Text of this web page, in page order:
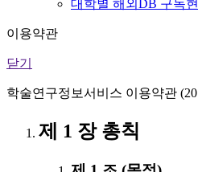
대학별 해외DB 구독
이용약관
닫기
학술연구정보서비스 이용약관
제 1 장 총칙